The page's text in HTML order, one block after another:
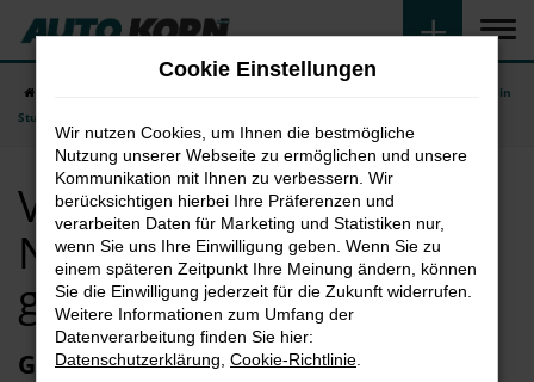
Zum
Hauptinhalt
VW Crafter EU-Neuwagen in
Stuttgart günstig kaufen
VW Crafter EU-
Neuwagen in Stuttgart
günstig kaufen
Günstig in Ihren VW Crafter Neuwagen
Cookie Einstellungen
Wir nutzen Cookies, um Ihnen die bestmögliche
Nutzung unserer Webseite zu ermöglichen und unsere
Kommunikation mit Ihnen zu verbessern. Wir
berücksichtigen hierbei Ihre Präferenzen und
verarbeiten Daten für Marketing und Statistiken nur,
wenn Sie uns Ihre Einwilligung geben. Wenn Sie zu
einem späteren Zeitpunkt Ihre Meinung ändern, können
Sie die Einwilligung jederzeit für die Zukunft widerrufen.
Weitere Informationen zum Umfang der
Datenverarbeitung finden Sie hier:
Datenschutzerklärung Cookie-Richtlinie